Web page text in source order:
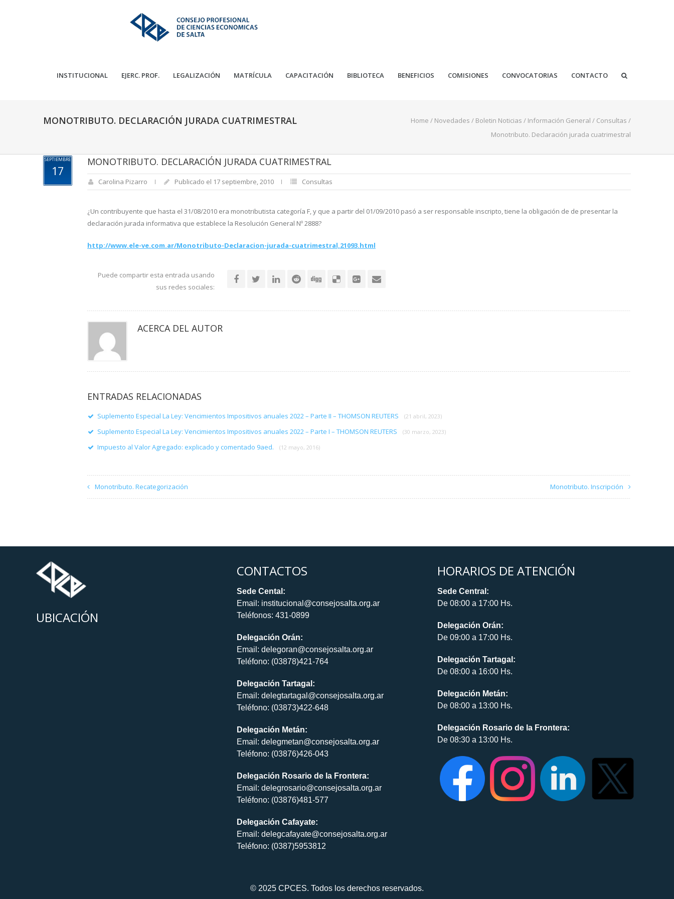
INSTITUCIONAL EJERC. PROF. LEGALIZACIÓN MATRÍCULA CAPACITACIÓN BIBLIOTECA BENEFICIOS COMISIONES CONVOCATORIAS CONTACTO
MONOTRIBUTO. DECLARACIÓN JURADA CUATRIMESTRAL Home / Novedades / Boletin Noticias / Información General / Consultas /
Monotributo. Declaración jurada cuatrimestral
SEPTIEMBRE
17
MONOTRIBUTO. DECLARACIÓN JURADA CUATRIMESTRAL
Carolina Pizarro Publicado el 17 septiembre, 2010 Consultas
¿Un contribuyente que hasta el 31/08/2010 era monotributista categoría F, y que a partir del 01/09/2010 pasó a ser responsable inscripto, tiene la obligación de de presentar la
declaración jurada informativa que establece la Resolución General Nº 2888?
http://www.ele-ve.com.ar/Monotributo-Declaracion-jurada-cuatrimestral,21093.html
Puede compartir esta entrada usando
sus redes sociales:
ACERCA DEL AUTOR
ENTRADAS RELACIONADAS
Suplemento Especial La Ley: Vencimientos Impositivos anuales 2022 – Parte II – THOMSON REUTERS (21 abril, 2023)
Suplemento Especial La Ley: Vencimientos Impositivos anuales 2022 – Parte I – THOMSON REUTERS (30 marzo, 2023)
Impuesto al Valor Agregado: explicado y comentado 9aed. (12 mayo, 2016)
Monotributo. Recategorización Monotributo. Inscripción
UBICACIÓN
CONTACTOS
Sede Cental:
Email: institucional@consejosalta.org.ar
Teléfonos: 431-0899
Delegación Orán:
Email: delegoran@consejosalta.org.ar
Teléfono: (03878)421-764
Delegación Tartagal:
Email: delegtartagal@consejosalta.org.ar
Teléfono: (03873)422-648
Delegación Metán:
Email: delegmetan@consejosalta.org.ar
Teléfono: (03876)426-043
Delegación Rosario de la Frontera:
Email: delegrosario@consejosalta.org.ar
Teléfono: (03876)481-577
Delegación Cafayate:
Email: delegcafayate@consejosalta.org.ar
Teléfono: (0387)5953812
HORARIOS DE ATENCIÓN
Sede Central:
De 08:00 a 17:00 Hs.
Delegación Orán:
De 09:00 a 17:00 Hs.
Delegación Tartagal:
De 08:00 a 16:00 Hs.
Delegación Metán:
De 08:00 a 13:00 Hs.
Delegación Rosario de la Frontera:
De 08:30 a 13:00 Hs.
© 2025 CPCES. Todos los derechos reservados.